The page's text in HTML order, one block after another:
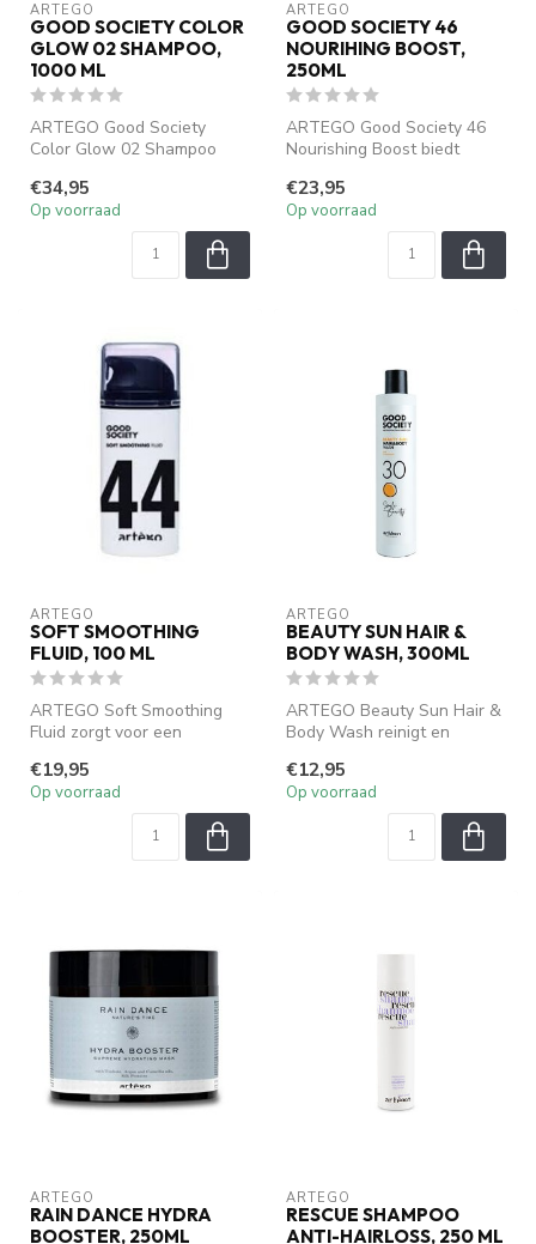
ARTEGO
GOOD SOCIETY COLOR
GLOW 02 SHAMPOO,
1000 ML
ARTEGO Good Society
Color Glow 02 Shampoo
bescherming ...
€34,95
Op voorraad
ARTEGO
GOOD SOCIETY 46
NOURIHING BOOST,
250ML
ARTEGO Good Society 46
Nourishing Boost biedt
hydratatie v...
€23,95
Op voorraad
ARTEGO
SOFT SMOOTHING
FLUID, 100 ML
ARTEGO Soft Smoothing
Fluid zorgt voor een
maakt het haar...
€19,95
Op voorraad
ARTEGO
BEAUTY SUN HAIR &
BODY WASH, 300ML
ARTEGO Beauty Sun Hair &
Body Wash reinigt en
blootst...
€12,95
Op voorraad
ARTEGO
RAIN DANCE HYDRA
BOOSTER, 250ML
ARTEGO
RESCUE SHAMPOO
ANTI-HAIRLOSS, 250 ML